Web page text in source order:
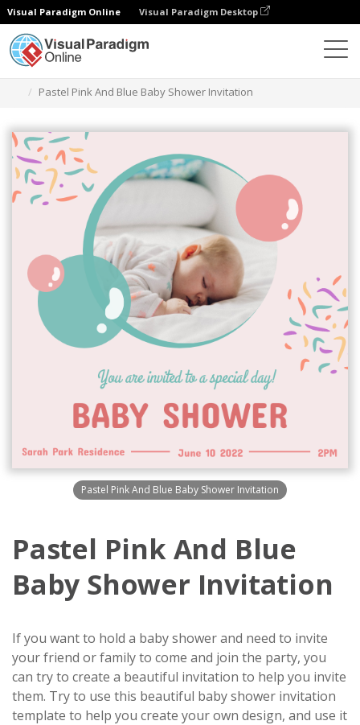
Visual Paradigm Online Visual Paradigm Desktop
Pastel Pink And Blue Baby Shower Invitation
Pastel Pink And Blue Baby Shower Invitation
Pastel Pink And Blue
Baby Shower Invitation
If you want to hold a baby shower and need to invite
your friend or family to come and join the party, you
can try to create a beautiful invitation to help you invite
them. Try to use this beautiful baby shower invitation
template to help you create your own design, and use it